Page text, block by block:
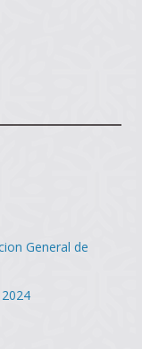
General de